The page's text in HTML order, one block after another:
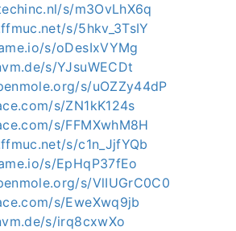
s/m3OvLhX6q
s/5hkv_3TsIY
s/oDesIxVYMg
s/YJsuWECDt
s/uOZZy44dP
s/ZN1kK124s
s/FFMXwhM8H
s/c1n_JjfYQb
s/EpHqP37fEo
s/VlIUGrC0C0
s/EweXwq9jb
s/irq8cxwXo